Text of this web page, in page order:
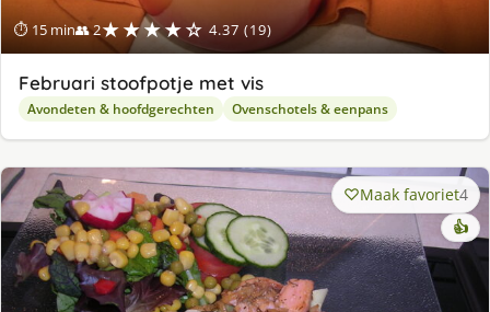
⏱ 15 min👥 2★★★★☆ 4.37 (19)
Februari stoofpotje met vis
Avondeten & hoofdgerechten Ovenschotels & eenpans
Maak favoriet4
👍